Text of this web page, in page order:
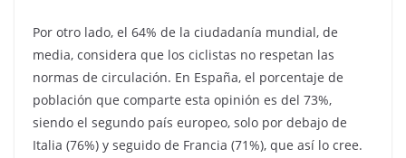
Por otro lado, el 64% de la ciudadanía mundial, de
media, considera que los ciclistas no respetan las
normas de circulación. En España, el porcentaje de
población que comparte esta opinión es del 73%,
siendo el segundo país europeo, solo por debajo de
Italia (76%) y seguido de Francia (71%), que así lo cree.